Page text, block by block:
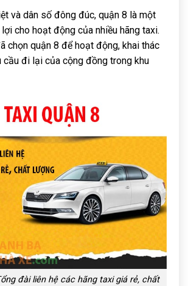
và dân số đông đúc, quận 8 là một
cho hoạt động của nhiều hãng taxi.
chọn quận 8 để hoạt động, khai thác
cầu đi lại của cộng đồng trong khu
đài liên hệ các hãng taxi giá rẻ, chất